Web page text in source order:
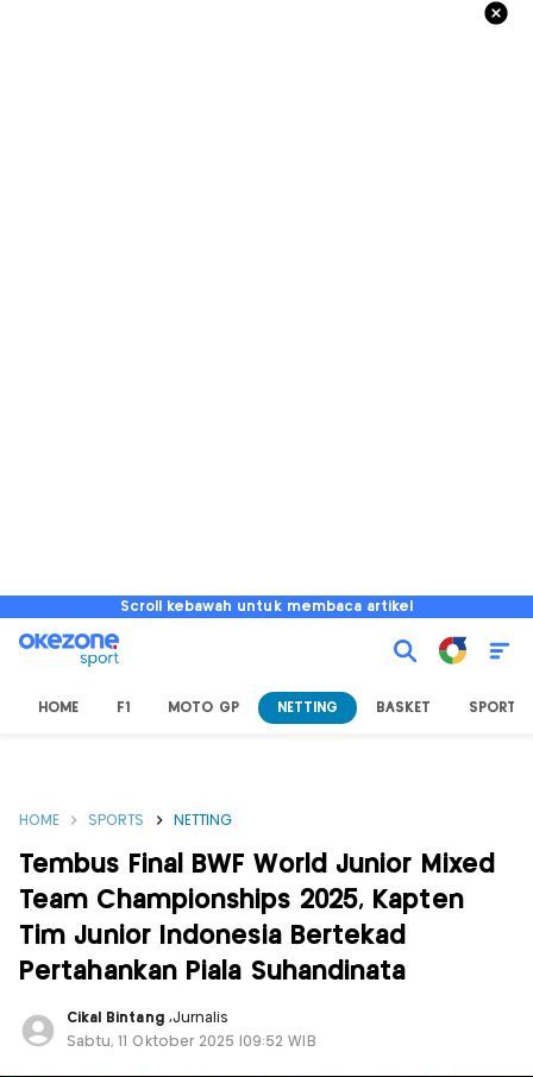
Scroll kebawah untuk membaca artikel
HOME F1 MOTO GP NETTING BASKET SPORT
HOME SPORTS NETTING
Tembus Final BWF World Junior Mixed
Team Championships 2025, Kapten
Tim Junior Indonesia Bertekad
Pertahankan Piala Suhandinata
Cikal Bintang ,Jurnalis
Sabtu, 11 Oktober 2025 |09:52 WIB